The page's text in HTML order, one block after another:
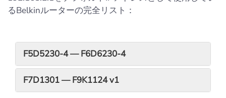
るBelkinルーターの完全リスト：
F5D5230-4 — F6D6230-4
F7D1301 — F9K1124 v1